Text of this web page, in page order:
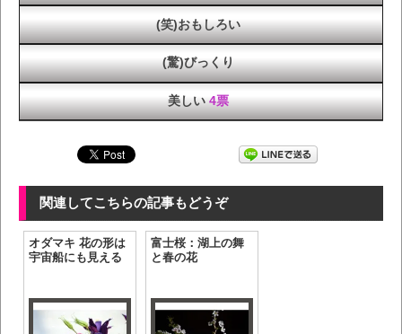
(笑)おもしろい
(驚)びっくり
美しい 4票
関連してこちらの記事もどうぞ
オダマキ 花の形は
宇宙船にも見える
富士桜：湖上の舞
と春の花